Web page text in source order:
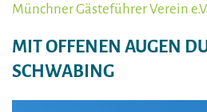
Münchner Gästeführer Verein
MIT OFFENEN AUGEN
SCHWABING